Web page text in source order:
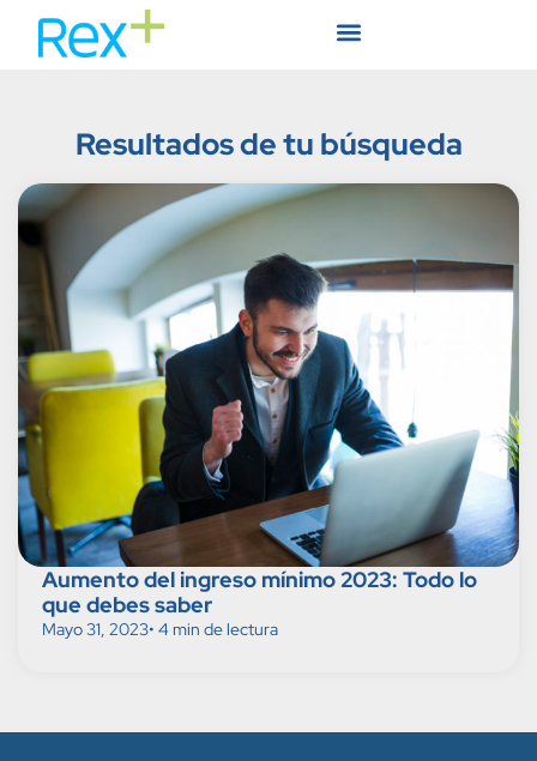
Resultados de tu búsqueda
Aumento del ingreso mínimo 2023: Todo lo
que debes saber
Mayo 31, 2023• 4 min de lectura